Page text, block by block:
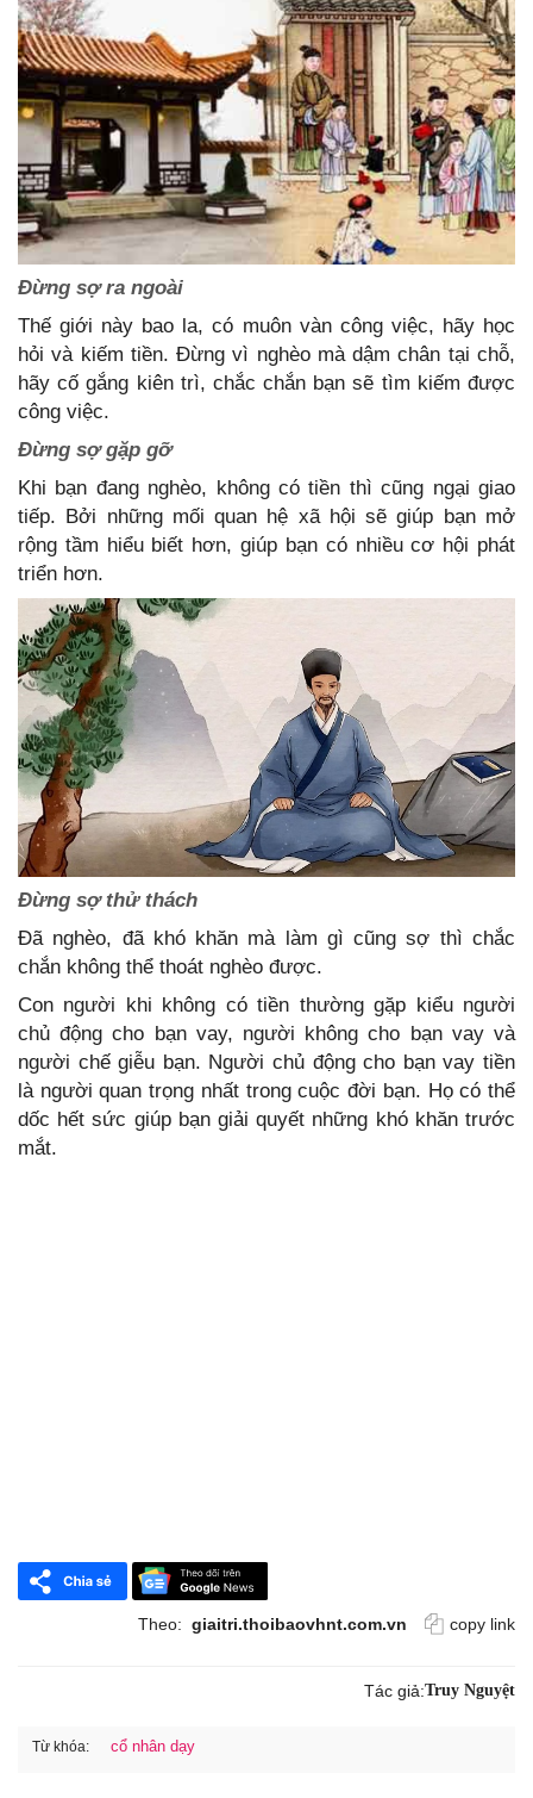
Đừng sợ ra ngoài
Thế giới này bao la, có muôn vàn công việc, hãy học
hỏi và kiếm tiền. Đừng vì nghèo mà dậm chân tại chỗ,
hãy cố gắng kiên trì, chắc chắn bạn sẽ tìm kiếm được
công việc.
Đừng sợ gặp gỡ
Khi bạn đang nghèo, không có tiền thì cũng ngại giao
tiếp. Bởi những mối quan hệ xã hội sẽ giúp bạn mở
rộng tầm hiểu biết hơn, giúp bạn có nhiều cơ hội phát
triển hơn.
Đừng sợ thử thách
Đã nghèo, đã khó khăn mà làm gì cũng sợ thì chắc
chắn không thể thoát nghèo được.
Con người khi không có tiền thường gặp kiểu người
chủ động cho bạn vay, người không cho bạn vay và
người chế giễu bạn. Người chủ động cho bạn vay tiền
là người quan trọng nhất trong cuộc đời bạn. Họ có thể
dốc hết sức giúp bạn giải quyết những khó khăn trước
mắt.
Theo: giaitri.thoibaovhnt.com.vn copy link
Tác giả:Truy Nguyệt
Từ khóa: cổ nhân dạy